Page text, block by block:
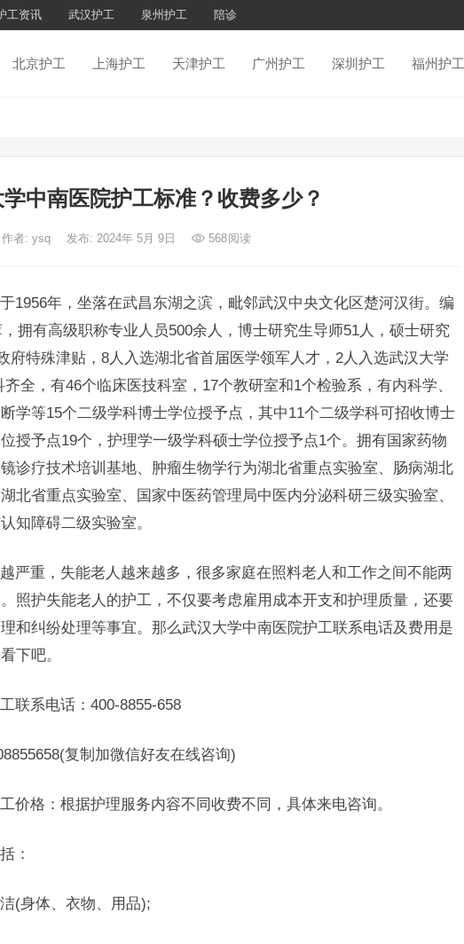
工资讯 武汉护工 泉州护工 陪诊
北京护工 上海护工 天津护工 广州护工 深圳护工 福州护工
中南医院护工标准？收费多少？
作者: ysq 发布: 2024年 5月 9日 568阅读
年，坐落在武昌东湖之滨，毗邻武汉中央文化区楚河汉街。编
拥有高级职称专业人员500余人，博士研究生导师51人，硕士研究
府特殊津贴，8人入选湖北省首届医学领军人才，2人入选武汉大学
，有46个临床医技科室，17个教研室和1个检验系，有内科学、
学等15个二级学科博士学位授予点，其中11个二级学科可招收博士
授予点19个，护理学一级学科硕士学位授予点1个。拥有国家药物
诊疗技术培训基地、肿瘤生物学行为湖北省重点实验室、肠病湖北
北省重点实验室、国家中医药管理局中医内分泌科研三级实验室、
知障碍二级实验室。
重，失能老人越来越多，很多家庭在照料老人和工作之间不能两
照护失能老人的护工，不仅要考虑雇用成本开支和护理质量，还要
和纠纷处理等事宜。那么武汉大学中南医院护工联系电话及费用是
下吧。
系电话：400-8855-658
复制加微信好友在线咨询)
格：根据护理服务内容不同收费不同，具体来电咨询。
：
身体、衣物、用品);